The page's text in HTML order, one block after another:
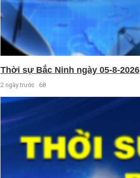
Thời sự Bắc Ninh ngày 05-8-2026
2 ngày trước 68